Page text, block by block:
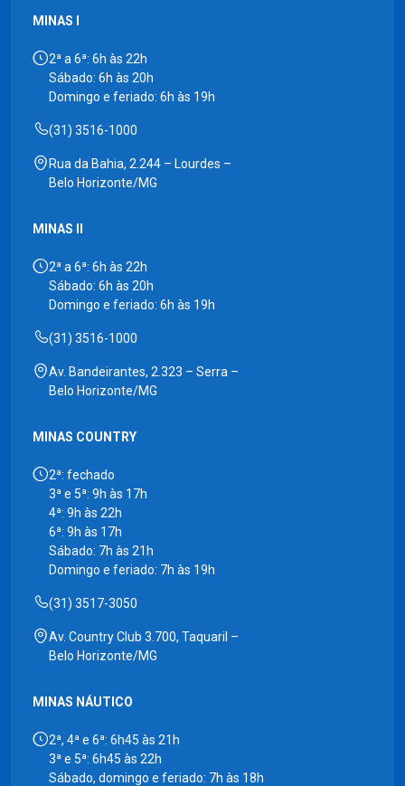
MINAS I
2ª a 6ª: 6h às 22h
Sábado: 6h às 20h
Domingo e feriado: 6h às 19h
(31) 3516-1000
Rua da Bahia, 2.244 – Lourdes –
Belo Horizonte/MG
MINAS II
2ª a 6ª: 6h às 22h
Sábado: 6h às 20h
Domingo e feriado: 6h às 19h
(31) 3516-1000
Av. Bandeirantes, 2.323 – Serra –
Belo Horizonte/MG
MINAS COUNTRY
2ª: fechado
3ª e 5ª: 9h às 17h
4ª: 9h às 22h
6ª: 9h às 17h
Sábado: 7h às 21h
Domingo e feriado: 7h às 19h
(31) 3517-3050
Av. Country Club 3.700, Taquaril –
Belo Horizonte/MG
MINAS NÁUTICO
2ª, 4ª e 6ª: 6h45 às 21h
3ª e 5ª: 6h45 às 22h
Sábado, domingo e feriado: 7h às 18h